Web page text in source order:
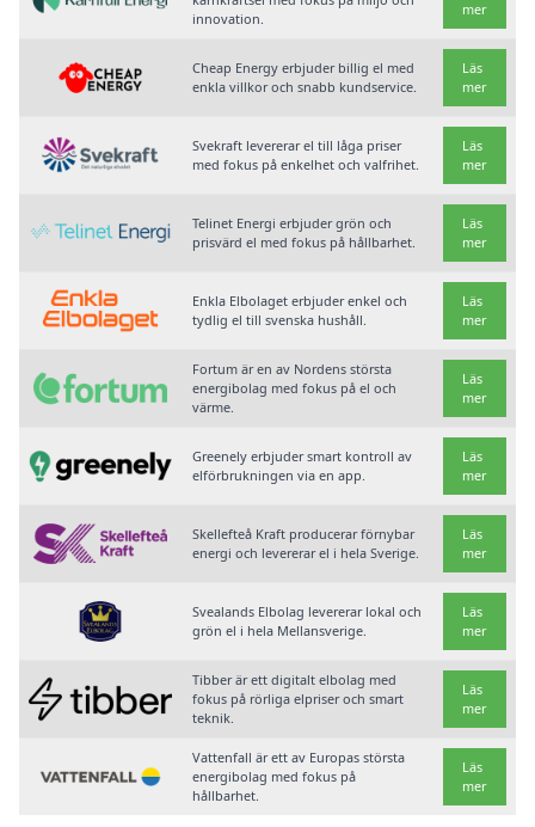
innovation.
mer
Cheap Energy erbjuder billig el med
enkla villkor och snabb kundservice.
Läs
mer
Svekraft levererar el till låga priser
med fokus på enkelhet och valfrihet.
Läs
mer
Telinet Energi erbjuder grön och
prisvärd el med fokus på hållbarhet.
Läs
mer
Enkla Elbolaget erbjuder enkel och
tydlig el till svenska hushåll.
Läs
mer
Fortum är en av Nordens största
energibolag med fokus på el och
värme.
Läs
mer
Greenely erbjuder smart kontroll av
elförbrukningen via en app.
Läs
mer
Skellefteå Kraft producerar förnybar
energi och levererar el i hela Sverige.
Läs
mer
Svealands Elbolag levererar lokal och
grön el i hela Mellansverige.
Läs
mer
Tibber är ett digitalt elbolag med
fokus på rörliga elpriser och smart
teknik.
Läs
mer
Vattenfall är ett av Europas största
energibolag med fokus på
hållbarhet.
Läs
mer